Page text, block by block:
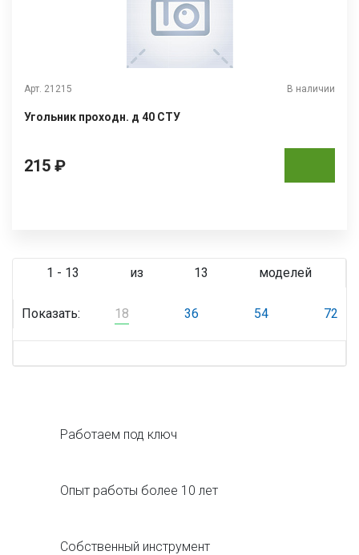
Арт. 21215 В наличии
Угольник проходн. д 40 СТУ
215 ₽
1 - 13 из 13 моделей
Показать: 18 36 54 72
Работаем под ключ
Опыт работы более 10 лет
Собственный инструмент